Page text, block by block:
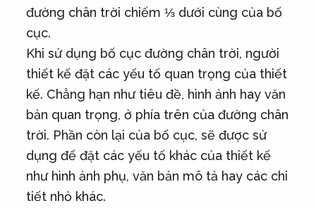
đường chân trời chiếm ⅓ dưới cùng của bố
cục.
Khi sử dụng bố cục đường chân trời, người
thiết kế đặt các yếu tố quan trọng của thiết
kế. Chẳng hạn như tiêu đề, hình ảnh hay văn
bản quan trọng, ở phía trên của đường chân
trời. Phần còn lại của bố cục, sẽ được sử
dụng để đặt các yếu tố khác của thiết kế
như hình ảnh phụ, văn bản mô tả hay các chi
tiết nhỏ khác.